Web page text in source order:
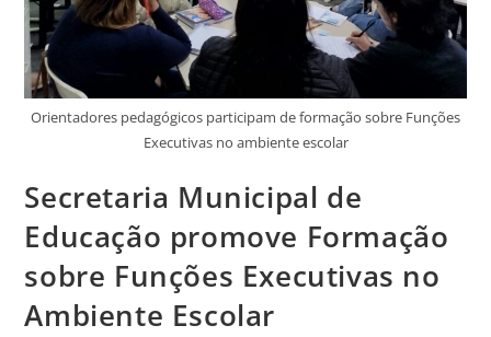
Orientadores pedagógicos participam de formação sobre Funções
Executivas no ambiente escolar
Secretaria Municipal de
Educação promove Formação
sobre Funções Executivas no
Ambiente Escolar